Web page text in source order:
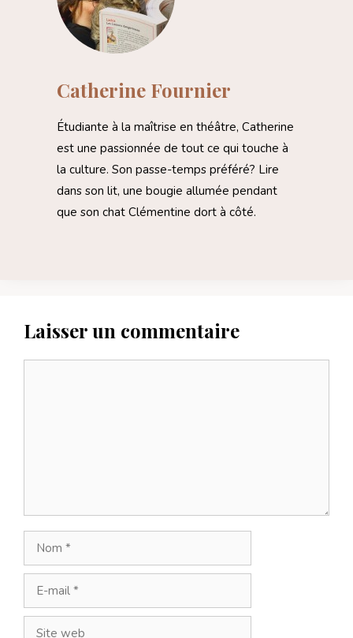
Catherine Fournier
Étudiante à la maîtrise en théâtre, Catherine
est une passionnée de tout ce qui touche à
la culture. Son passe-temps préféré? Lire
dans son lit, une bougie allumée pendant
que son chat Clémentine dort à côté.
Laisser un commentaire
Nom
mail
Site